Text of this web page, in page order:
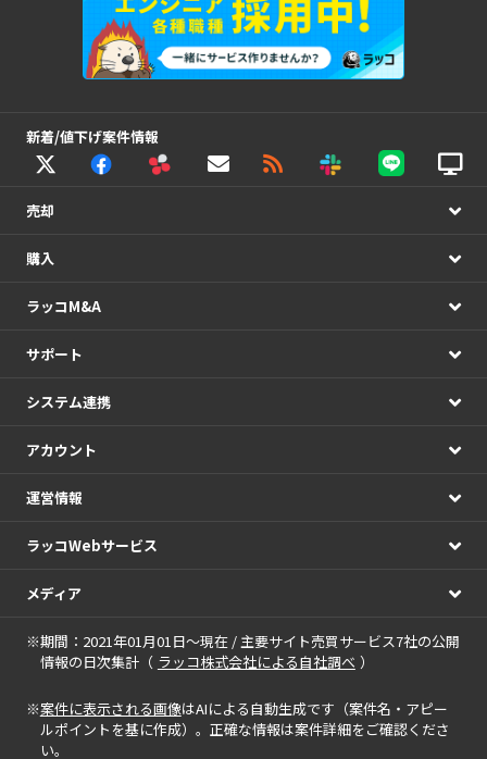
新着/値下げ案件情報
売却
購入
ラッコM&A
サポート
システム連携
アカウント
運営情報
ラッコWebサービス
メディア
※期間：2021年01月01日～現在 / 主要サイト売買サービス7社の公開
情報の日次集計（ ラッコ株式会社による自社調べ ）
※案件に表示される画像はAIによる自動生成です（案件名・アピー
ルポイントを基に作成）。正確な情報は案件詳細をご確認くださ
い。